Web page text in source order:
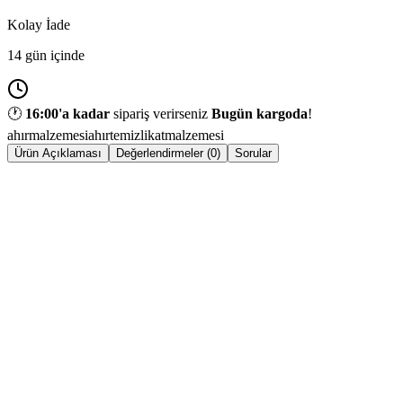
Kolay İade
14 gün içinde
🕐 16:00'a kadar sipariş verirseniz Bugün kargoda!
ahırmalzemesiahırtemizlikatmalzemesi
Ürün Açıklaması Değerlendirmeler (0) Sorular